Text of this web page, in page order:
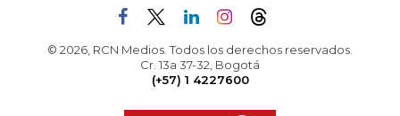
© 2026, RCN Medios. Todos los derechos reservados.
Cr. 13a 37-32, Bogotá
(+57) 1 4227600